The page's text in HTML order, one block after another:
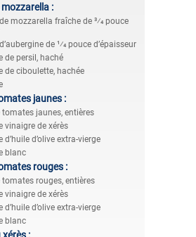
:
mozzarella fraîche de 3⁄4 pouce
de 1⁄4 pouce d’épaisseur
de persil, haché
de ciboulette, hachée
jaunes :
tomates jaunes, entières
vinaigre de xérès
d’huile d’olive extra-vierge
blanc
rouges :
tomates rouges, entières
vinaigre de xérès
d’huile d’olive extra-vierge
blanc